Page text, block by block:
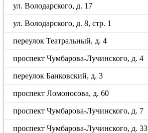
ул. Володарского, д. 17
ул. Володарского, д. 8, стр. 1
переулок Театральный, д. 4
проспект Чумбарова-Лучинского, д. 4
переулок Банковский, д. 3
проспект Ломоносова, д. 60
проспект Чумбарова-Лучинского, д. 7
проспект Чумбарова-Лучинского, д. 33